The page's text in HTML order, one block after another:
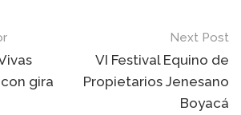
gira
Next Post
VI Festival Equino de
Propietarios Jenesano
Boyacá